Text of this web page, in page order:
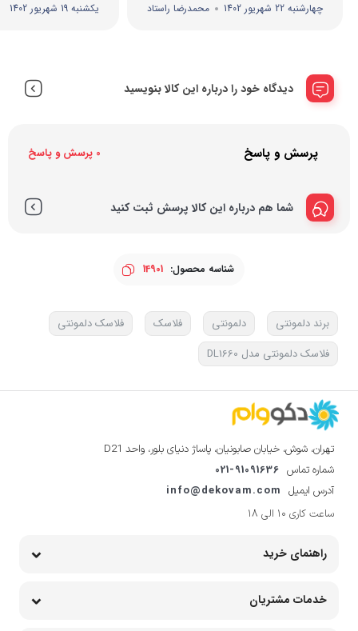
چهارشنبه 22 شهریور 1402 محمدرضا راستاد یکشنبه 19 شهریور 1402
دیدگاه خود را درباره این کالا بنویسید
پرسش و پاسخ 0 پرسش و پاسخ
شما هم درباره این کالا پرسش ثبت کنید
شناسه محصول: 14901
برند دلمونتی دلمونتی فلاسک
فلاسک دلمونتی
فلاسک دلمونتی مدل DL1660
تهران، شوش، خیابان صابونیان، پاساژ دنیای بلور، واحد D21
شماره تماس 021-91091636
آدرس ایمیل info@dekovam.com
ساعت کاری 10 الی 18
راهنمای خرید
خدمات مشتریان